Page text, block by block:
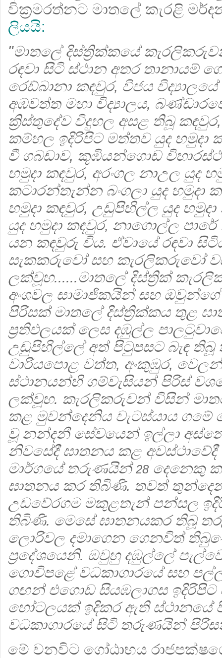
වික්‍රමරත්නට මාතලේ කැරළි
ලියයි:
"මාතලේ දිස්ත්‍රික්කයේ
රඳවා සිටි ස්ථාන අතර තානායම්
රෙඩ්බානා කඳවුර, විජය
අඹවත්ත මහා විද්‍යාලය,
ක්‍රිස්තුදේව විදුහල අසළ තිබූ
කම්හල ඉදිරිපිට මත්තව යුද හමුදා
වී ගබඩාව, කූඹියන්ගොඩ
හමුදා කඳවුර, අරංගල නාඋල යුද
කටාරන්තැන්න බංගලා යුද හමුදා
හමුදා කඳවුර, උඩුපිහිල්ල යුද
යුද හමුදා කඳවුර, නාගොල්ල
යන කඳවුරු විය. ඒවායේ රඳවා
සැකකරුවෝ සහ කැරලිකරුවෝ
ලක්වූහ......මාතලේ දිස්ත්‍රික්
අංශවල සාමාජිකයින් සහ
පිරිසක් මාතලේ දිස්ත්‍රික්කය තුළ
ප්‍රතිඵලයක් ලෙස දඹුල්ල
උඩුපිහිල්ලේ අත් පිටුපසට බැඳ
වාරියපොළ වත්ත, අංකුඹුර,
ස්ථානයන්හි ගම්වැසියන් පිරිස්
ලක්වූහ. කැරලිකරුවන් විසින්
කළ මුවන්දෙනිය වැටස්යාය
වූ නන්දනී සේවයෙන් ඉල්ලා
නිවසේදී ඝාතනය කළ
මාර්ගයේ තරුණයින්28දෙනෙකු
ඝාතනය කර තිබිණි. තවත්
උඩවේරගම මකුළතැන් පන්සල
තිබිණි. මෙසේ ඝාතනයකර තිබූ
ලොරිවල දමාගෙන ගෙනවිත්
ප්‍රදේශයෙනි. ඔවුහු දඹුල්ලේ
ගොවිපළේ වධකාගාරයේ සහ
ගඟන් එගොඩ සියඹලාගස ඉදිරිපිට
හෝටලයක් ඉදිකර ඇති ස්ථානයේ
වධකාගාරයේ සිටි තරුණයින්
මේ වනවිට ගෝඨාභය